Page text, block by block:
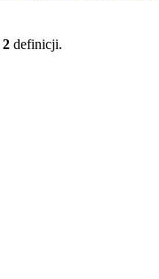
2 definicji.